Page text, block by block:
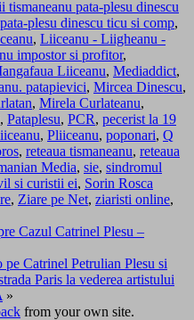
tismaneanu pata-plesu dinescu
plesu dinescu ticu si comp,
, Liiceanu - Liigheanu -
impostor si profitor,
Liiceanu, Mediaddict,
patapievici, Mircea Dinescu,
, Mirela Curlateanu,
, Pataplesu, PCR, pecerist la 19
, Pliiceanu, poponari, Q
, reteaua tismaneanu, reteaua
Media, sie, sindromul
si curistii ei, Sorin Rosca
, Ziare pe Net, ziaristi online,
Cazul Catrinel Plesu –
Catrinel Petrulian Plesu si
Paris la vederea artistului
»
from your own site.